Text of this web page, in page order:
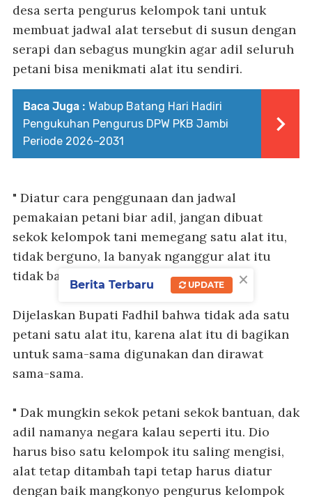
desa serta pengurus kelompok tani untuk
membuat jadwal alat tersebut di susun dengan
serapi dan sebagus mungkin agar adil seluruh
petani bisa menikmati alat itu sendiri.
Baca Juga : Wabup Batang Hari Hadiri
Pengukuhan Pengurus DPW PKB Jambi
Periode 2026–2031
" Diatur cara penggunaan dan jadwal
pemakaian petani biar adil, jangan dibuat
sekok kelompok tani memegang satu alat itu,
tidak berguno, la banyak nganggur alat itu
tidak bagus jadinyo," ujar Bupati Fadhil
Dijelaskan Bupati Fadhil bahwa tidak ada satu
petani satu alat itu, karena alat itu di bagikan
untuk sama-sama digunakan dan dirawat
sama-sama.
" Dak mungkin sekok petani sekok bantuan, dak
adil namanya negara kalau seperti itu. Dio
harus biso satu kelompok itu saling mengisi,
alat tetap ditambah tapi tetap harus diatur
dengan baik mangkonyo pengurus kelompok
×
Berita Terbaru UPDATE